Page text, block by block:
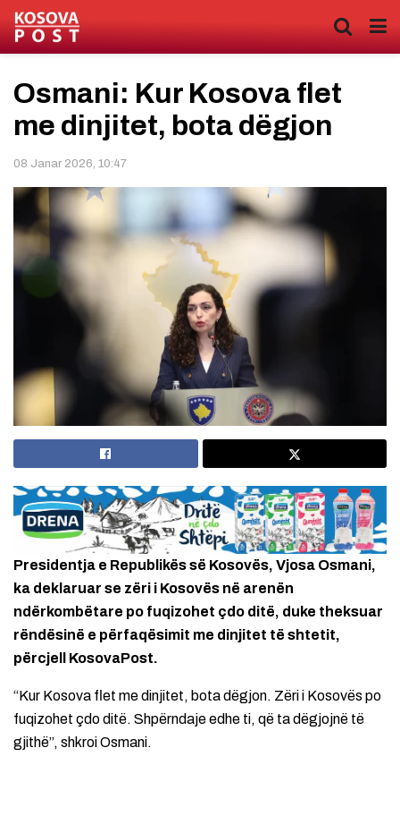
Osmani: Kur Kosova flet
me dinjitet, bota dëgjon
08 Janar 2026, 10:47
Presidentja e Republikës së Kosovës, Vjosa Osmani,
ka deklaruar se zëri i Kosovës në arenën
ndërkombëtare po fuqizohet çdo ditë, duke theksuar
rëndësinë e përfaqësimit me dinjitet të shtetit,
përcjell KosovaPost.
“Kur Kosova flet me dinjitet, bota dëgjon. Zëri i Kosovës po
fuqizohet çdo ditë. Shpërndaje edhe ti, që ta dëgjojnë të
gjithë”, shkroi Osmani.